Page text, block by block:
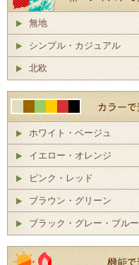
無地
シンプル・カジュアル
北欧
ホワイト・ベージュ
イエロー・オレンジ
ピンク・レッド
ブラウン・グリーン
ブラック・グレー・ブルー